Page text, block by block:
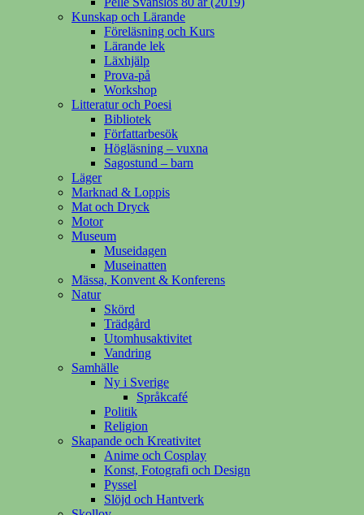
Kunskap och Lärande
Föreläsning och Kurs
Lärande lek
Läxhjälp
Prova-på
Workshop
Litteratur och Poesi
Bibliotek
Författarbesök
Högläsning – vuxna
Sagostund – barn
Läger
Marknad & Loppis
Mat och Dryck
Motor
Museum
Museidagen
Museinatten
Mässa, Konvent & Konferens
Natur
Skörd
Trädgård
Utomhusaktivitet
Vandring
Samhälle
Ny i Sverige
Språkcafé
Politik
Religion
Skapande och Kreativitet
Anime och Cosplay
Konst, Fotografi och Design
Pyssel
Slöjd och Hantverk